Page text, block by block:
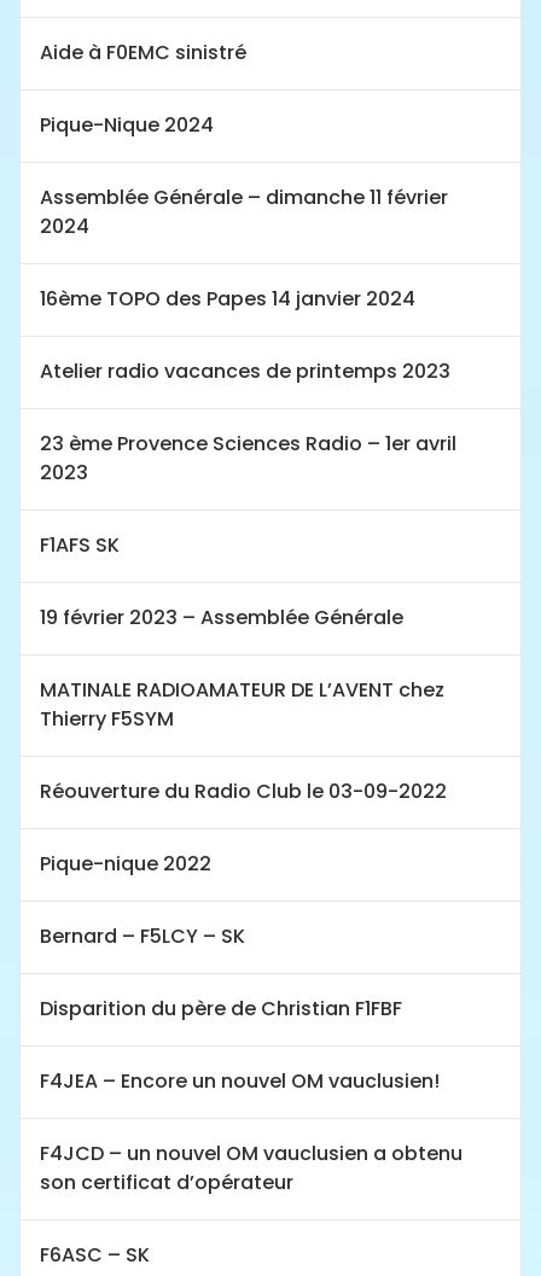
Aide à F0EMC sinistré
Pique-Nique 2024
Assemblée Générale – dimanche 11 février
2024
16ème TOPO des Papes 14 janvier 2024
Atelier radio vacances de printemps 2023
23 ème Provence Sciences Radio – 1er avril
2023
F1AFS SK
19 février 2023 – Assemblée Générale
MATINALE RADIOAMATEUR DE L’AVENT chez
Thierry F5SYM
Réouverture du Radio Club le 03-09-2022
Pique-nique 2022
Bernard – F5LCY – SK
Disparition du père de Christian F1FBF
F4JEA – Encore un nouvel OM vauclusien!
F4JCD – un nouvel OM vauclusien a obtenu
son certificat d’opérateur
F6ASC – SK